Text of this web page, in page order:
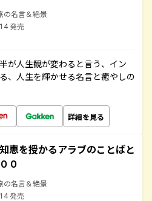
の名言＆絶景
発売
が人生観が変わると言う、イン
、人生を輝かせる名言と癒やしの
詳細を見る
恵を授かるアラブのことばと
０
の名言＆絶景
発売